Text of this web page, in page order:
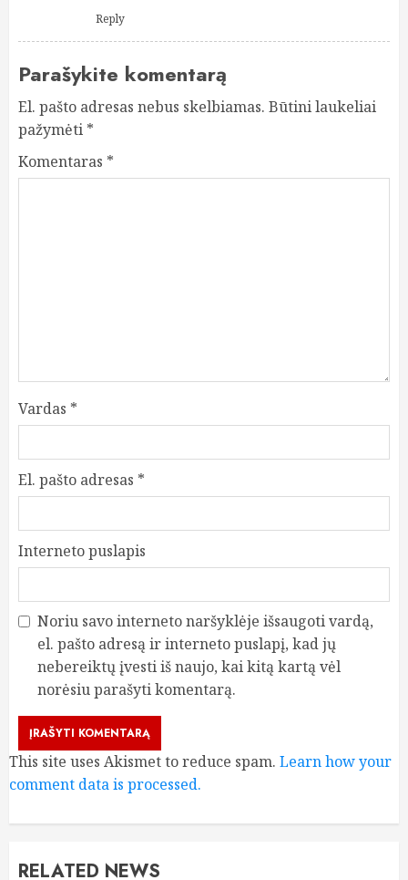
Reply
Parašykite komentarą
El. pašto adresas nebus skelbiamas. Būtini laukeliai
pažymėti *
Komentaras *
Vardas *
El. pašto adresas *
Interneto puslapis
Noriu savo interneto naršyklėje išsaugoti vardą,
el. pašto adresą ir interneto puslapį, kad jų
nebereiktų įvesti iš naujo, kai kitą kartą vėl
norėsiu parašyti komentarą.
This site uses Akismet to reduce spam. Learn how your
comment data is processed.
RELATED NEWS